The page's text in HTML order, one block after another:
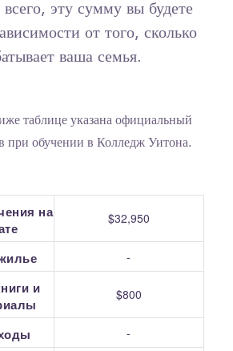
всего, эту сумму вы будете
от того, сколько
ваша семья.
таблице указана официальный
при обучении в Колледж Уитона.
на
$32,950
-
и
$800
-